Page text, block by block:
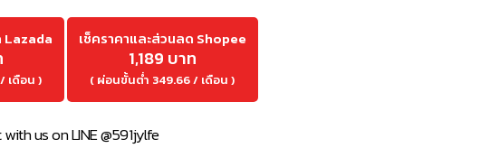
Lazada
เดือน )
เช็คราคาและส่วนลด Shopee
1,189 บาท
( ผ่อนขั้นต่ำ 349.66 / เดือน )
us on LINE @591jylfe